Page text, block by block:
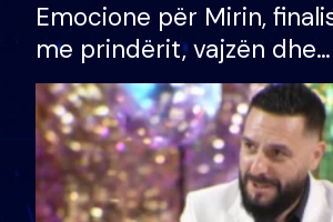
Emocione për Mirin,
me prindërit, vajzën dhe
bashkëshorten: S’kemi
divorci apo jo?